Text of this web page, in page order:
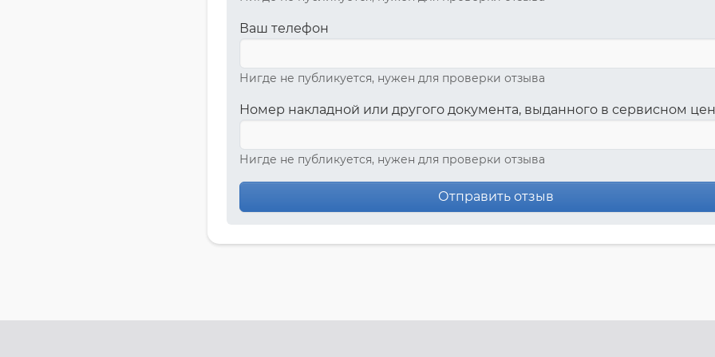
Ваш телефон
Нигде не публикуется, нужен для проверки отзыва
Номер накладной или другого документа, выданного в сервисном
Нигде не публикуется, нужен для проверки отзыва
Отправить отзыв